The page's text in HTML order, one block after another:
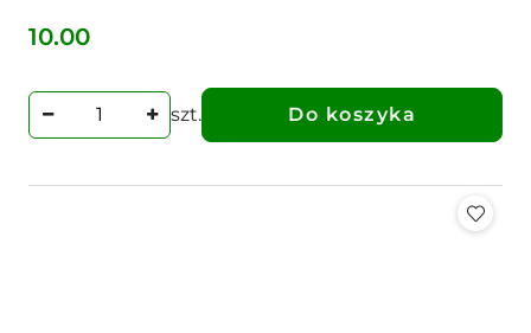
Cena:
10.00
szt. Do koszyka